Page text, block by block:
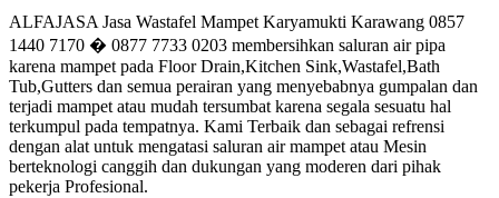
ALFAJASA Jasa Wastafel Mampet Karyamukti Karawang 0857
1440 7170 � 0877 7733 0203 membersihkan saluran air pipa
karena mampet pada Floor Drain,Kitchen Sink,Wastafel,Bath
Tub,Gutters dan semua perairan yang menyebabnya gumpalan dan
terjadi mampet atau mudah tersumbat karena segala sesuatu hal
terkumpul pada tempatnya. Kami Terbaik dan sebagai refrensi
dengan alat untuk mengatasi saluran air mampet atau Mesin
berteknologi canggih dan dukungan yang moderen dari pihak
pekerja Profesional.